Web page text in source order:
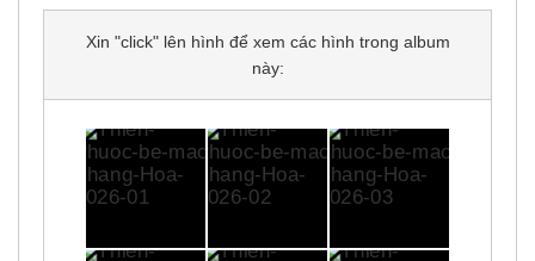
Xin "click" lên hình để xem các hình trong album
này: